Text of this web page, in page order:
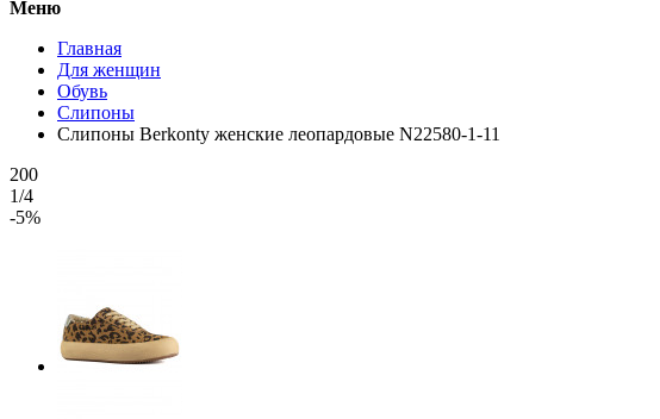
Меню
Главная
Для женщин
Обувь
Слипоны
Слипоны Berkonty женские леопардовые N22580-1-11
200
1/4
-5%